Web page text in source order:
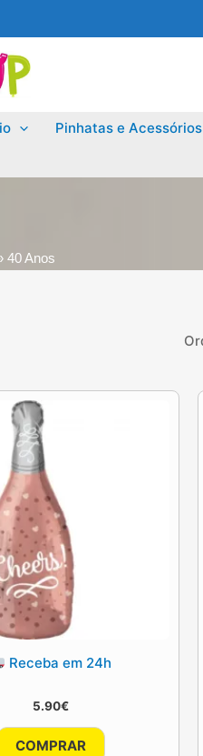
Pinhatas e Acessórios
40 Anos
Receba em 24h
5.90€
COMPRAR